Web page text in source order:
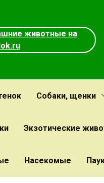
Собаки, щенки
Экзотические
Насекомые